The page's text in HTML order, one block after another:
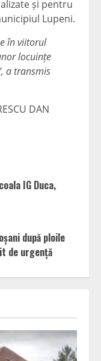
și pentru
Lupeni.
în viitorul
locuințe
a transmis
DAN
IG Duca,
după ploile
de urgență